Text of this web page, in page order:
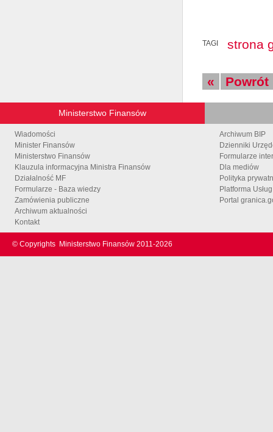
TAGI strona
« Powrót
Ministerstwo Finansów
Wiadomości
Minister Finansów
Ministerstwo Finansów
Klauzula informacyjna Ministra Finansów
Działalność MF
Formularze - Baza wiedzy
Zamówienia publiczne
Archiwum aktualności
Kontakt
Archiwum BIP
Dzienniki
Formularze
Dla mediów
Polityka
Platforma
Portal
© Copyrights Ministerstwo Finansów 2011-2026